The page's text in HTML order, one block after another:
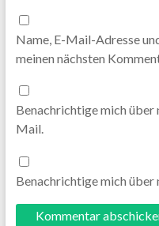
Name, E-Mail-Adresse
meinen nächsten
Benachrichtige mich über
Mail.
Benachrichtige mich über